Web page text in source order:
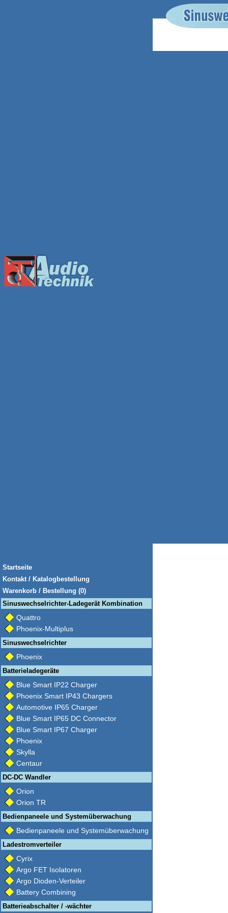
Startseite
Kontakt / Katalogbestellung
Warenkorb / Bestellung (0)
Sinuswechselrichter-Ladegerät Kombination
Quattro
Phoenix-Multiplus
Sinuswechselrichter
Phoenix
Batterieladegeräte
Blue Smart IP22 Charger
Phoenix Smart IP43 Chargers
Automotive IP65 Charger
Blue Smart IP65 DC Connector
Blue Smart IP67 Charger
Phoenix
Skylla
Centaur
DC-DC Wandler
Orion
Orion TR
Bedienpaneele und Systemüberwachung
Bedienpaneele und Systemüberwachung
Ladestromverteiler
Cyrix
Argo FET Isolatoren
Argo Dioden-Verteiler
Battery Combining
Batterieabschalter / -wächter